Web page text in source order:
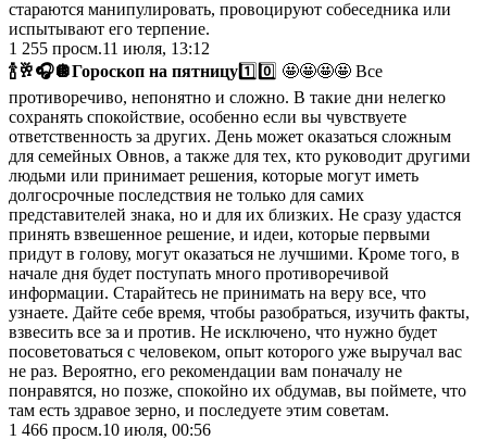
стараются манипулировать, провоцируют собеседника или
испытывают его терпение.
1 255 просм.11 июля, 13:12
🍾🥂🎧🪩Гороскоп на пятницу1️⃣0️⃣ 🤩🤩🤩🤩 Все
противоречиво, непонятно и сложно. В такие дни нелегко
сохранять спокойствие, особенно если вы чувствуете
ответственность за других. День может оказаться сложным
для семейных Овнов, а также для тех, кто руководит другими
людьми или принимает решения, которые могут иметь
долгосрочные последствия не только для самих
представителей знака, но и для их близких. Не сразу удастся
принять взвешенное решение, и идеи, которые первыми
придут в голову, могут оказаться не лучшими. Кроме того, в
начале дня будет поступать много противоречивой
информации. Старайтесь не принимать на веру все, что
узнаете. Дайте себе время, чтобы разобраться, изучить факты,
взвесить все за и против. Не исключено, что нужно будет
посоветоваться с человеком, опыт которого уже выручал вас
не раз. Вероятно, его рекомендации вам поначалу не
понравятся, но позже, спокойно их обдумав, вы поймете, что
там есть здравое зерно, и последуете этим советам.
1 466 просм.10 июля, 00:56